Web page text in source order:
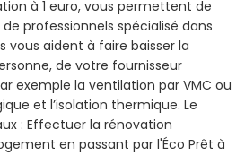
à 1 euro, vous permettent de
professionnels spécialisé dans
vous aident à faire baisser la
de votre fournisseur
exemple la ventilation par VMC ou
et l’isolation thermique. Le
: Effectuer la rénovation
en passant par l'Éco Prêt à